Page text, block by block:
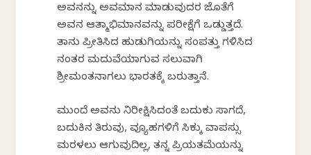
ಅವನನ್ನು ಅವಮಾನ ಮಾಡುವುದರ ಜೊತೆಗೆ
ಅವನ ಆತ್ಮಾಭಿಮಾನವನ್ನು ಪರೀಕ್ಷೆಗೆ ಒಡ್ಡುತ್ತದೆ.
ತಾನು ಪ್ರೀತಿಸಿದ ಹುಡುಗಿಯನ್ನು ಸಂಪತ್ತು ಗಳಿಸಿದ
ನಂತರ ಮದುವೆಯಾಗುವ ಸಲುವಾಗಿ
ಶ್ರೀಮಂತನಾಗಲು ಭಾರತಕ್ಕೆ ಬರುತ್ತಾನೆ.
ಮುಂದೆ ಅವನು ನಿರೀಕ್ಷಿಸಿದಂತೆ ಬದುಕು ಸಾಗದೆ,
ಬದುಕಿನ ತಿರುವು, ವ್ಯೂಹಗಳಿಗೆ ಸಿಕ್ಕು ವಾಪಸ್ಸು
ಮರಳಲು ಆಗುವುದಿಲ್ಲ, ತನ್ನ ಪ್ರಿಯತಮೆಯನ್ನು